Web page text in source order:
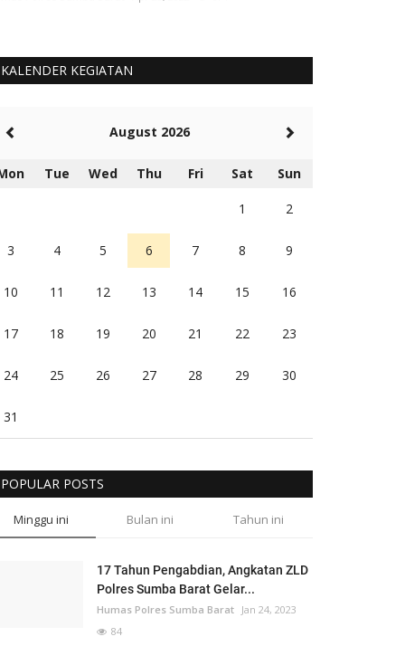
KALENDER KEGIATAN
August 2026
Tue Wed Thu Fri Sat Sun
1 2
3 4 5 6 7 8 9
10 11 12 13 14 15 16
17 18 19 20 21 22 23
24 25 26 27 28 29 30
31
POPULAR POSTS
Minggu ini Bulan ini Tahun ini
17 Tahun Pengabdian, Angkatan ZLD
Polres Sumba Barat Gelar...
Humas Polres Sumba Barat Jan 24, 2023
84